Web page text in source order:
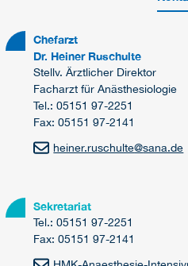
Chefarzt
Dr. Heiner Ruschulte
Stellv. Ärztlicher Direktor
Facharzt für Anästhesiologie
Tel.: 05151 97-2251
Fax: 05151 97-2141
heiner.ruschulte@sana.de
Sekretariat
Tel.: 05151 97-2251
Fax: 05151 97-2141